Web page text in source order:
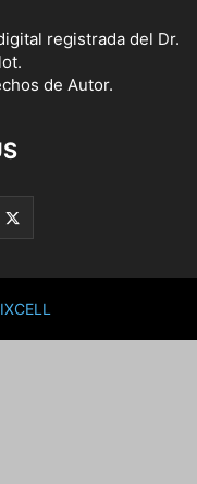
registrada del Dr.
de Autor.